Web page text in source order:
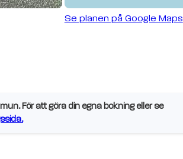
Se planen på Google Maps
För att göra din egna bokning eller se